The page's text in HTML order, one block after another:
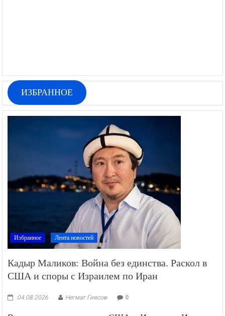
ИЗБРАННОЕ
Избранное Лента новостей
Кадыр Маликов: Война без единства. Раскол в
США и споры с Израилем по Иран
04.08.2026 Негмат Гиясов 0